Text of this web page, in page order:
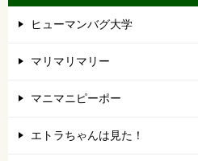
ヒューマンバグ大学
マリマリマリー
マニマニピーポー
エトラちゃんは見た！